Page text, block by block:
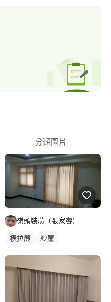
分類圖片
嶺頭裝潢（張家睿）
橫拉簾
紗簾